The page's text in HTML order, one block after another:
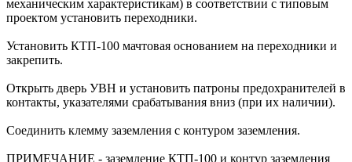
механическим характеристикам) в соответствии с типовым
проектом установить переходники.
Установить КТП-100 мачтовая основанием на переходники и
закрепить.
Открыть дверь УВН и установить патроны предохранителей в
контакты, указателями срабатывания вниз (при их наличии).
Соединить клемму заземления с контуром заземления.
ПРИМЕЧАНИЕ - заземление КТП-100 и контур заземления